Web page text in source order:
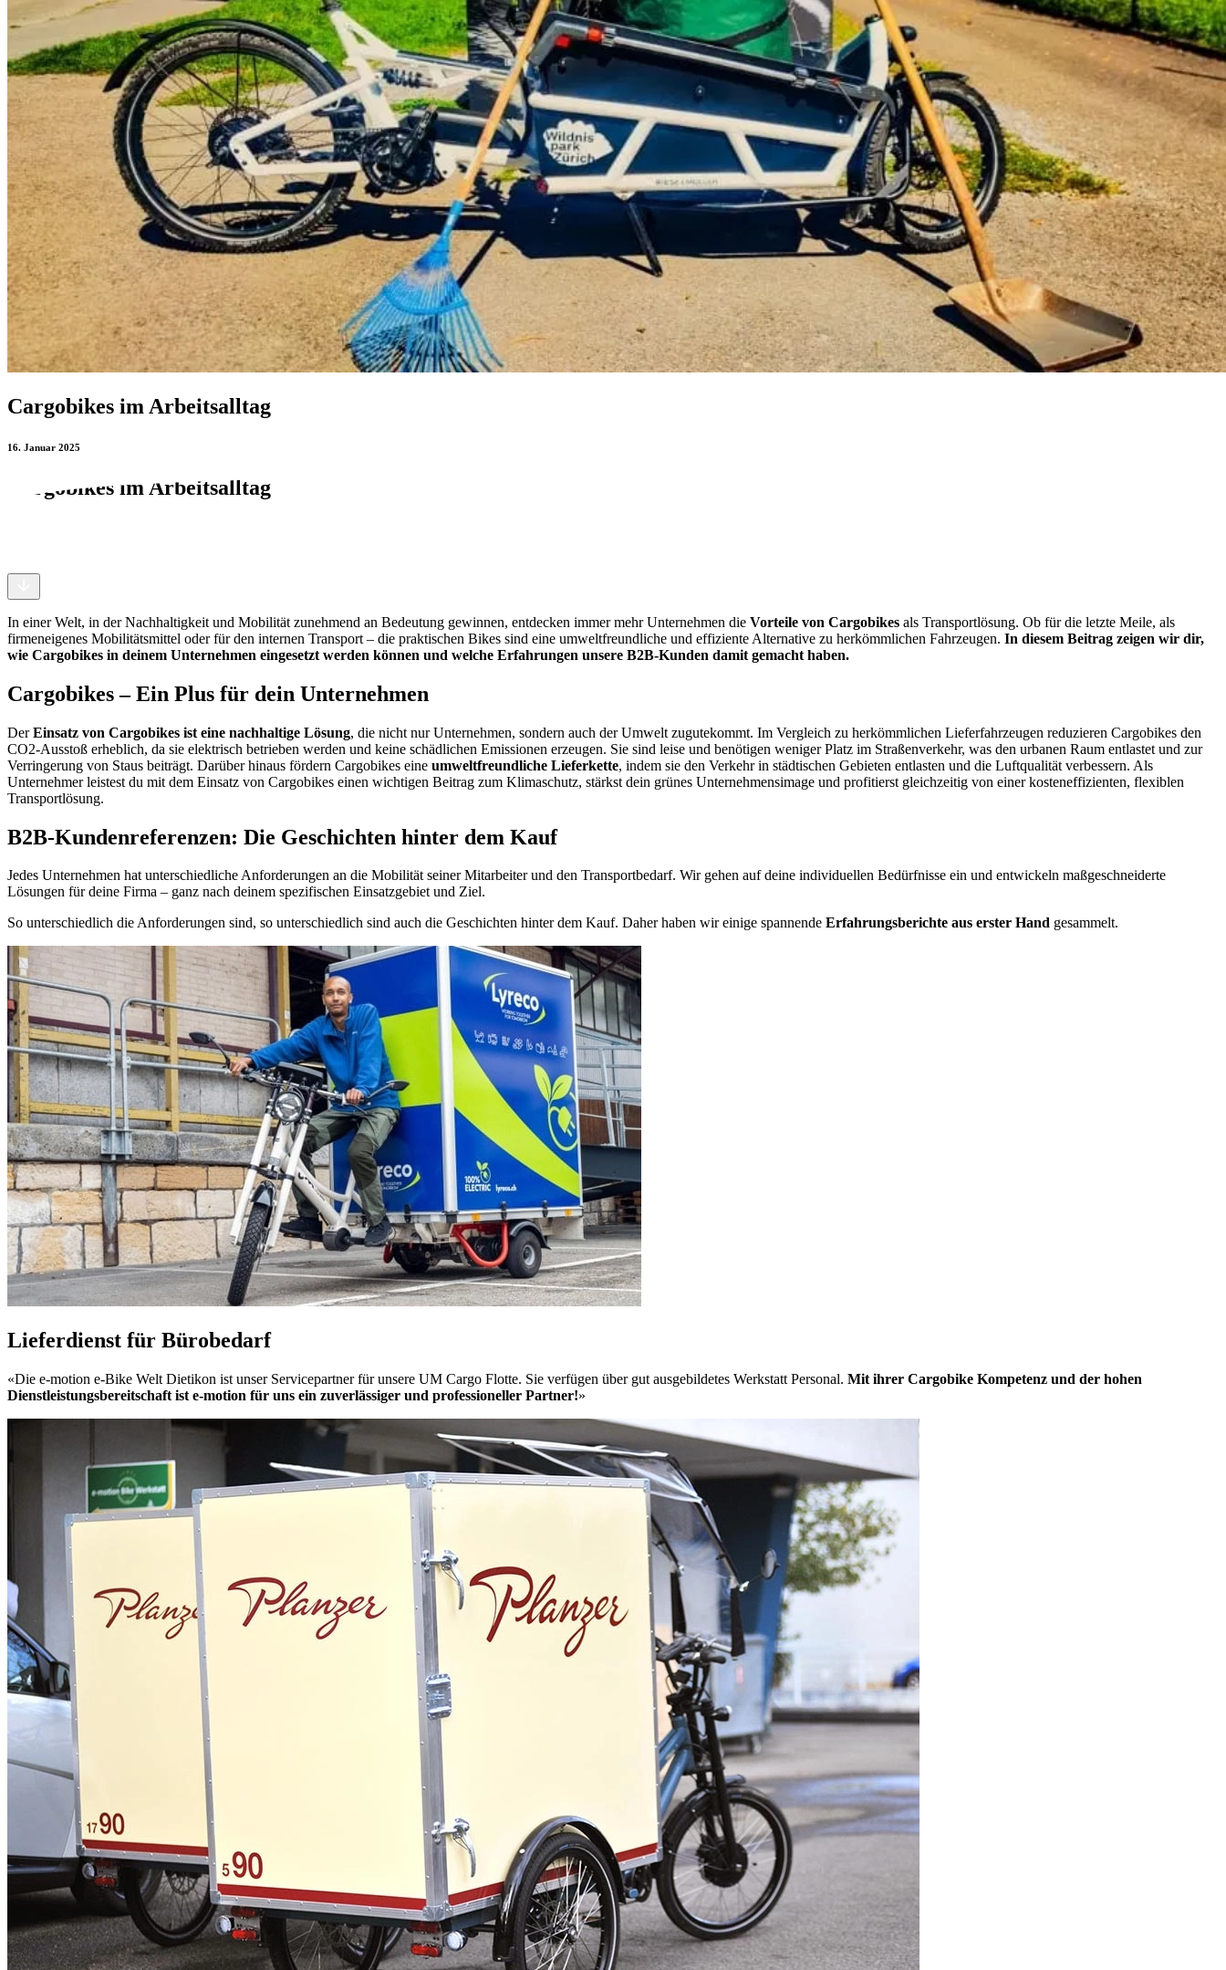
Cargobikes im Arbeitsalltag
16. Januar 2025
Cargobikes im Arbeitsalltag
In einer Welt, in der Nachhaltigkeit und Mobilität zunehmend an Bedeutung gewinnen, entdecken immer mehr Unternehmen die Vorteile von Cargobikes als Transportlösung. Ob für die letzte Meile, als
firmeneigenes Mobilitätsmittel oder für den internen Transport – die praktischen Bikes sind eine umweltfreundliche und effiziente Alternative zu herkömmlichen Fahrzeugen. In diesem Beitrag zeigen wir dir,
wie Cargobikes in deinem Unternehmen eingesetzt werden können und welche Erfahrungen unsere B2B-Kunden damit gemacht haben.
Cargobikes – Ein Plus für dein Unternehmen
DerEinsatz von Cargobikes ist eine nachhaltige Lösung, die nicht nur Unternehmen, sondern auch der Umwelt zugutekommt. Im Vergleich zu herkömmlichen Lieferfahrzeugen reduzieren Cargobikes den
CO2-Ausstoß erheblich, da sie elektrisch betrieben werden und keine schädlichen Emissionen erzeugen. Sie sind leise und benötigen weniger Platz im Straßenverkehr, was den urbanen Raum entlastet und zur
Verringerung von Staus beiträgt. Darüber hinaus fördern Cargobikes eine umweltfreundliche Lieferkette, indem sie den Verkehr in städtischen Gebieten entlasten und die Luftqualität verbessern. Als
Unternehmer leistest du mit dem Einsatz von Cargobikes einen wichtigen Beitrag zum Klimaschutz, stärkst dein grünes Unternehmensimage und profitierst gleichzeitig von einer kosteneffizienten, flexiblen
Transportlösung.
B2B-Kundenreferenzen: Die Geschichten hinter dem Kauf
Jedes Unternehmen hat unterschiedliche Anforderungen an die Mobilität seiner Mitarbeiter und den Transportbedarf. Wir gehen auf deine individuellen Bedürfnisse ein und entwickeln maßgeschneiderte
Lösungen für deine Firma – ganz nach deinem spezifischen Einsatzgebiet und Ziel.
So unterschiedlich die Anforderungen sind, so unterschiedlich sind auch die Geschichten hinter dem Kauf. Daher haben wir einige spannende Erfahrungsberichte aus erster Hand gesammelt.
Lieferdienst für Bürobedarf
«Die e-motion e-Bike Welt Dietikon ist unser Servicepartner für unsere UM Cargo Flotte. Sie verfügen über gut ausgebildetes Werkstatt Personal. Mit ihrer Cargobike Kompetenz und der hohen
Dienstleistungsbereitschaft ist e-motion für uns ein zuverlässiger und professioneller Partner!»